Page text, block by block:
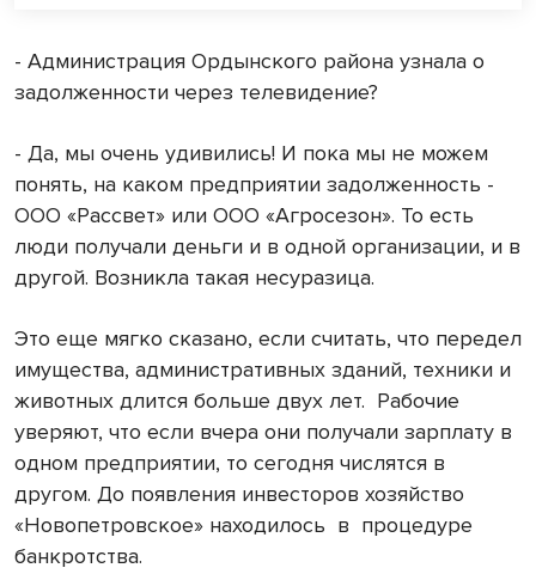
- Администрация Ордынского района узнала о
задолженности через телевидение?
- Да, мы очень удивились! И пока мы не можем
понять, на каком предприятии задолженность -
ООО «Рассвет» или ООО «Агросезон». То есть
люди получали деньги и в одной организации, и в
другой. Возникла такая несуразица.
Это еще мягко сказано, если считать, что передел
имущества, административных зданий, техники и
животных длится больше двух лет. Рабочие
уверяют, что если вчера они получали зарплату в
одном предприятии, то сегодня числятся в
другом. До появления инвесторов хозяйство
«Новопетровское» находилось в процедуре
банкротства.